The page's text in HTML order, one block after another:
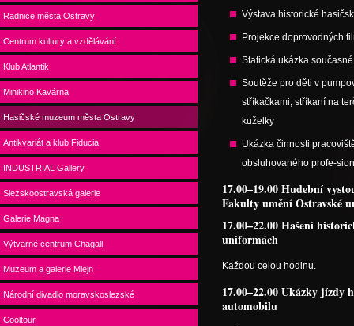
Radnice města Ostravy
Centrum kultury a vzdělávání
Klub Atlantik
Minikino Kavárna
Hasičské muzeum města Ostravy
Antikvariát a klub Fiducia
INDUSTRIAL Gallery
Slezskoostravská galerie
Galerie Magna
Výtvarné centrum Chagall
Muzeum a galerie Mlejn
Národní divadlo moravskoslezské
Cooltour
Výstava historické
Projekce doprovodných
Statická ukázka
Soutěže pro děti v
stříkačkami, stříkaní na
kuželky
Ukázka činnosti
obsluhovaného profe-
17.00–19.00 Hudební
Fakulty umění Ostravské
17.00–22.00 Hašení
uniformách
Každou celou hodinu.
17.00–22.00 Ukázky jízdy
automobilu